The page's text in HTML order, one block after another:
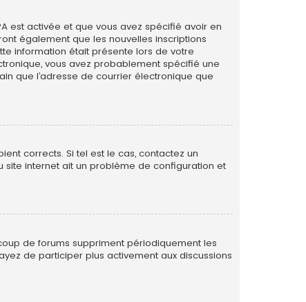
est activée et que vous avez spécifié avoir en
également que les nouvelles inscriptions
information était présente lors de votre
vous avez probablement spécifié une
que l’adresse de courrier électronique que
corrects. Si tel est le cas, contactez un
internet ait un problème de configuration et
de forums suppriment périodiquement les
de participer plus activement aux discussions